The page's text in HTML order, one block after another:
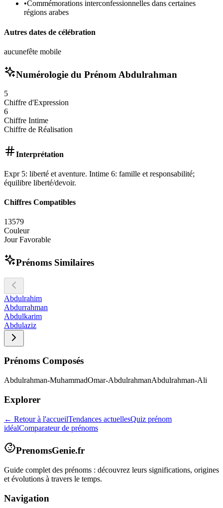
•Commémorations interconfessionnelles dans certaines
régions arabes
Autres dates de célébration
aucunefête mobile
Numérologie du Prénom Abdulrahman
5
Chiffre d'Expression
6
Chiffre Intime
Chiffre de Réalisation
Interprétation
Expr 5: liberté et aventure. Intime 6: famille et responsabilité;
équilibre liberté/devoir.
Chiffres Compatibles
13579
Couleur
Jour Favorable
Prénoms Similaires
Abdulrahim
Abdurrahman
Abdulkarim
Abdulaziz
Prénoms Composés
Abdulrahman-MuhammadOmar-AbdulrahmanAbdulrahman-Ali
Explorer
← Retour à l'accueilTendances actuellesQuiz prénom
idéalComparateur de prénoms
PrenomsGenie.fr
Guide complet des prénoms : découvrez leurs significations, origines
et évolutions à travers le temps.
Navigation